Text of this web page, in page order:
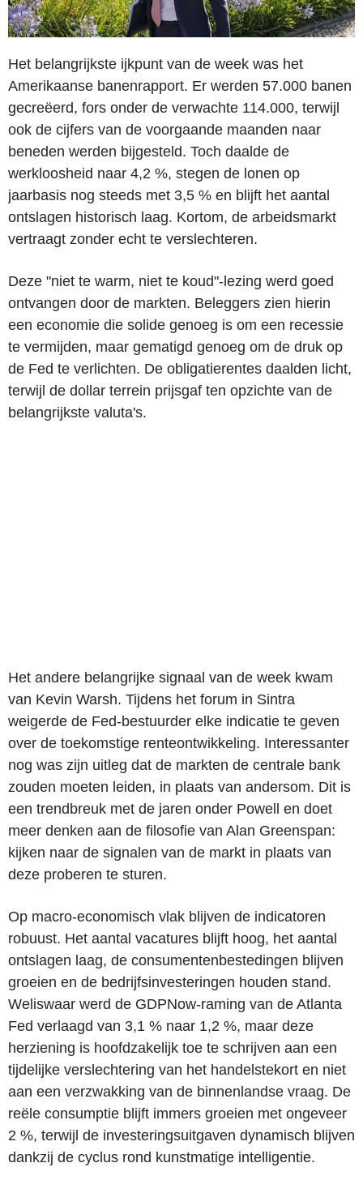
Het belangrijkste ijkpunt van de week was het
Amerikaanse banenrapport. Er werden 57.000 banen
gecreëerd, fors onder de verwachte 114.000, terwijl
ook de cijfers van de voorgaande maanden naar
beneden werden bijgesteld. Toch daalde de
werkloosheid naar 4,2 %, stegen de lonen op
jaarbasis nog steeds met 3,5 % en blijft het aantal
ontslagen historisch laag. Kortom, de arbeidsmarkt
vertraagt zonder echt te verslechteren.
Deze "niet te warm, niet te koud"-lezing werd goed
ontvangen door de markten. Beleggers zien hierin
een economie die solide genoeg is om een recessie
te vermijden, maar gematigd genoeg om de druk op
de Fed te verlichten. De obligatierentes daalden licht,
terwijl de dollar terrein prijsgaf ten opzichte van de
belangrijkste valuta's.
Het andere belangrijke signaal van de week kwam
van Kevin Warsh. Tijdens het forum in Sintra
weigerde de Fed-bestuurder elke indicatie te geven
over de toekomstige renteontwikkeling. Interessanter
nog was zijn uitleg dat de markten de centrale bank
zouden moeten leiden, in plaats van andersom. Dit is
een trendbreuk met de jaren onder Powell en doet
meer denken aan de filosofie van Alan Greenspan:
kijken naar de signalen van de markt in plaats van
deze proberen te sturen.
Op macro-economisch vlak blijven de indicatoren
robuust. Het aantal vacatures blijft hoog, het aantal
ontslagen laag, de consumentenbestedingen blijven
groeien en de bedrijfsinvesteringen houden stand.
Weliswaar werd de GDPNow-raming van de Atlanta
Fed verlaagd van 3,1 % naar 1,2 %, maar deze
herziening is hoofdzakelijk toe te schrijven aan een
tijdelijke verslechtering van het handelstekort en niet
aan een verzwakking van de binnenlandse vraag. De
reële consumptie blijft immers groeien met ongeveer
2 %, terwijl de investeringsuitgaven dynamisch blijven
dankzij de cyclus rond kunstmatige intelligentie.